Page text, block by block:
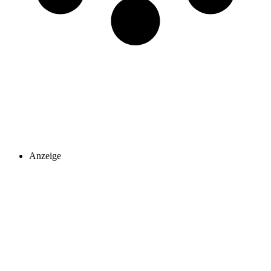
Anzeige